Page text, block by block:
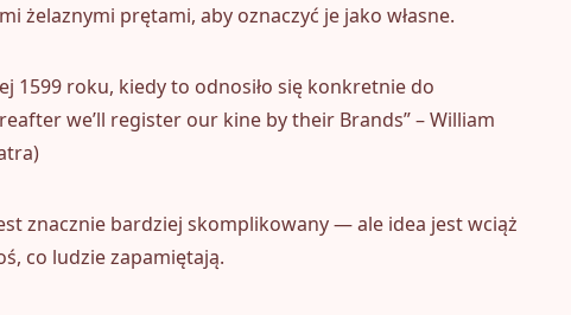
żelaznymi prętami, aby oznaczyć je jako własne.
1599 roku, kiedy to odnosiło się konkretnie do
we’ll register our kine by their Brands” – William
znacznie bardziej skomplikowany — ale idea jest wciąż
co ludzie zapamiętają.